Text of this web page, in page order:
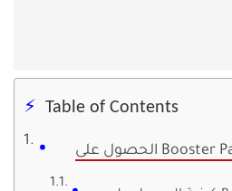
Table of Contents